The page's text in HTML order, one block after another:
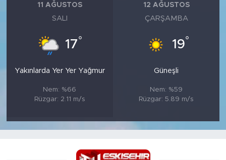
11 AĞUSTOS
SALI
17°
Yakınlarda Yer Yer Yağmur
Nem: %66
Rüzgar: 2.11 m/s
12 AĞUSTOS
ÇARŞAMBA
19°
Güneşli
Nem: %59
Rüzgar: 5.89 m/s